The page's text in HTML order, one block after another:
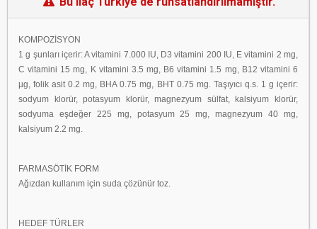
KOMPOZİSYON
1 g şunları içerir: A vitamini 7.000 IU, D3 vitamini 200 IU, E vitamini 2 mg,
C vitamini 15 mg, K vitamini 3.5 mg, B6 vitamini 1.5 mg, B12 vitamini 6
µg, folik asit 0.2 mg, BHA 0.75 mg, BHT 0.75 mg. Taşıyıcı q.s. 1 g içerir:
sodyum klorür, potasyum klorür, magnezyum sülfat, kalsiyum klorür,
sodyuma eşdeğer 225 mg, potasyum 25 mg, magnezyum 40 mg,
kalsiyum 2.2 mg.
FARMASÖTİK FORM
Ağızdan kullanım için suda çözünür toz.
HEDEF TÜRLER